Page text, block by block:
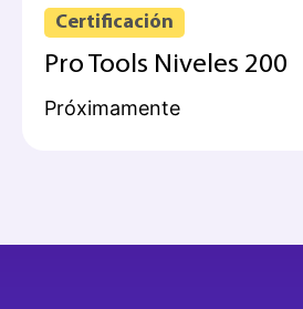
Certificación
Pro Tools Niveles 200
Próximamente